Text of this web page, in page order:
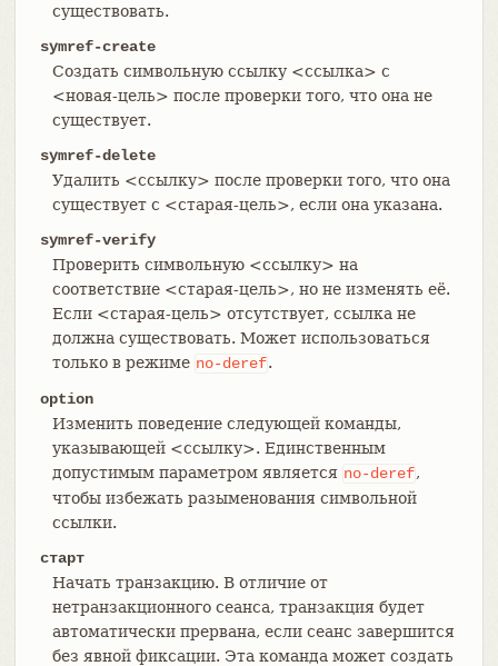
существовать.
symref-create
Создать символьную ссылку <ссылка> с
<новая-цель> после проверки того, что она не
существует.
symref-delete
Удалить <ссылку> после проверки того, что она
существует с <старая-цель>, если она указана.
symref-verify
Проверить символьную <ссылку> на
соответствие <старая-цель>, но не изменять её.
Если <старая-цель> отсутствует, ссылка не
должна существовать. Может использоваться
только в режиме no-deref.
option
Изменить поведение следующей команды,
указывающей <ссылку>. Единственным
допустимым параметром является no-deref,
чтобы избежать разыменования символьной
ссылки.
старт
Начать транзакцию. В отличие от
нетранзакционного сеанса, транзакция будет
автоматически прервана, если сеанс завершится
без явной фиксации. Эта команда может создать